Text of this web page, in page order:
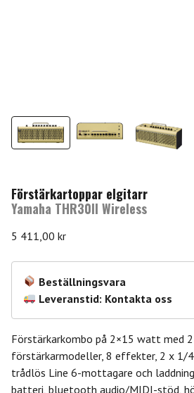
Förstärkartoppar elgitarr
Yamaha THR30II Wireless
5 411,00 kr
Beställningsvara
Leveranstid: Kontakta oss
Förstärkarkombo på 2×15 watt med
förstärkarmodeller, 8 effekter, 2 x 1/
trådlös Line 6-mottagare och
batteri, bluetooth audio/MIDI-stöd,